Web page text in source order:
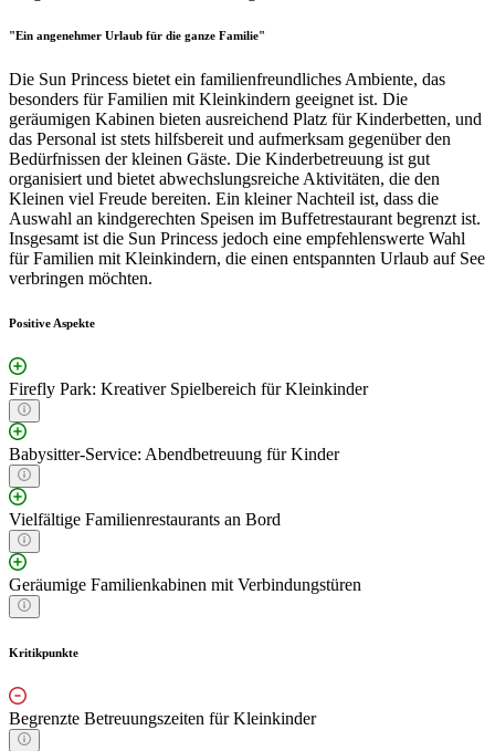
"Ein angenehmer Urlaub für die ganze Familie"
Die Sun Princess bietet ein familienfreundliches Ambiente, das
besonders für Familien mit Kleinkindern geeignet ist. Die
geräumigen Kabinen bieten ausreichend Platz für Kinderbetten, und
das Personal ist stets hilfsbereit und aufmerksam gegenüber den
Bedürfnissen der kleinen Gäste. Die Kinderbetreuung ist gut
organisiert und bietet abwechslungsreiche Aktivitäten, die den
Kleinen viel Freude bereiten. Ein kleiner Nachteil ist, dass die
Auswahl an kindgerechten Speisen im Buffetrestaurant begrenzt ist.
Insgesamt ist die Sun Princess jedoch eine empfehlenswerte Wahl
für Familien mit Kleinkindern, die einen entspannten Urlaub auf See
verbringen möchten.
Positive Aspekte
Firefly Park: Kreativer Spielbereich für Kleinkinder
Babysitter-Service: Abendbetreuung für Kinder
Vielfältige Familienrestaurants an Bord
Geräumige Familienkabinen mit Verbindungstüren
Kritikpunkte
Begrenzte Betreuungszeiten für Kleinkinder